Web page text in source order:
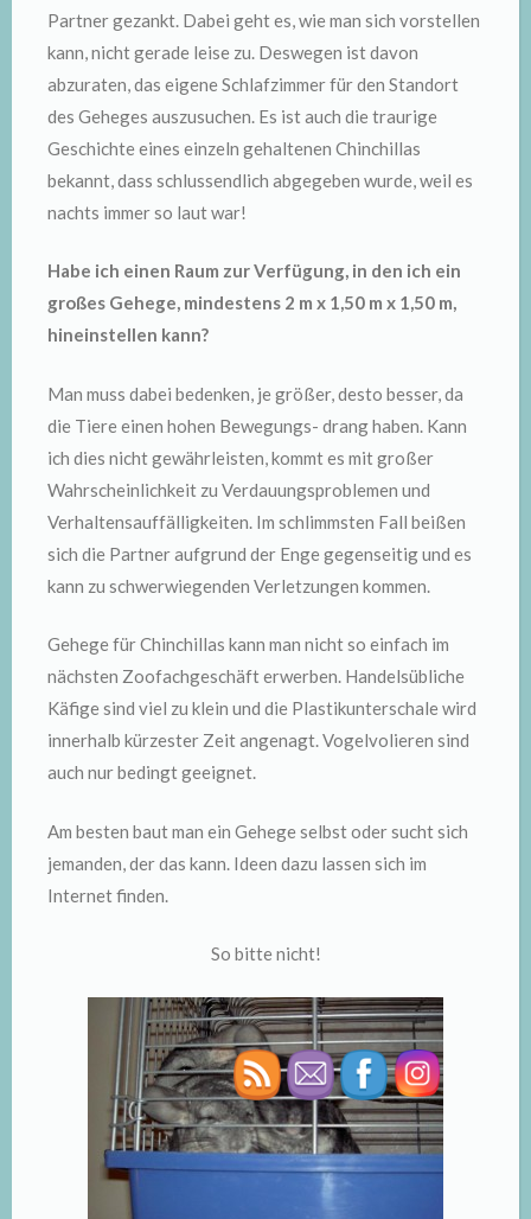
Partner gezankt. Dabei geht es, wie man sich vorstellen
kann, nicht gerade leise zu. Deswegen ist davon
abzuraten, das eigene Schlafzimmer für den Standort
des Geheges auszusuchen. Es ist auch die traurige
Geschichte eines einzeln gehaltenen Chinchillas
bekannt, dass schlussendlich abgegeben wurde, weil es
nachts immer so laut war!
Habe ich einen Raum zur Verfügung, in den ich ein
großes Gehege, mindestens 2 m x 1,50 m x 1,50 m,
hineinstellen kann?
Man muss dabei bedenken, je größer, desto besser, da
die Tiere einen hohen Bewegungs- drang haben. Kann
ich dies nicht gewährleisten, kommt es mit großer
Wahrscheinlichkeit zu Verdauungsproblemen und
Verhaltensauffälligkeiten. Im schlimmsten Fall beißen
sich die Partner aufgrund der Enge gegenseitig und es
kann zu schwerwiegenden Verletzungen kommen.
Gehege für Chinchillas kann man nicht so einfach im
nächsten Zoofachgeschäft erwerben. Handelsübliche
Käfige sind viel zu klein und die Plastikunterschale wird
innerhalb kürzester Zeit angenagt. Vogelvolieren sind
auch nur bedingt geeignet.
Am besten baut man ein Gehege selbst oder sucht sich
jemanden, der das kann. Ideen dazu lassen sich im
Internet finden.
So bitte nicht!